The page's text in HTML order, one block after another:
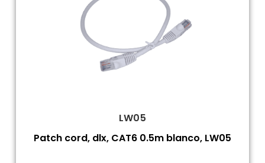
LW05
Patch cord, dlx, CAT6 0.5m blanco, LW05